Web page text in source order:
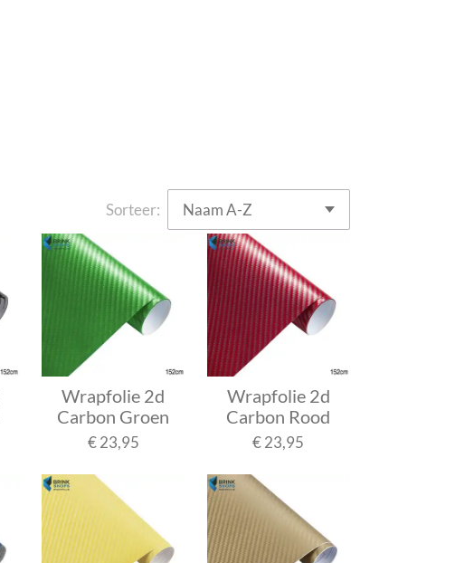
Sorteer:
Wrapfolie 2d
Carbon Groen
€ 23,95
Wrapfolie 2d
Carbon Rood
€ 23,95